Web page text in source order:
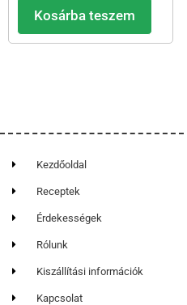
Kosárba teszem
Kezdőoldal
Receptek
Érdekességek
Rólunk
Kiszállítási információk
Kapcsolat